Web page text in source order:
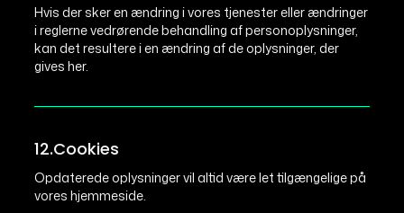
Hvis der sker en ændring i vores tjenester eller ændringer
i reglerne vedrørende behandling af personoplysninger,
kan det resultere i en ændring af de oplysninger, der
gives her.
12.Cookies
Opdaterede oplysninger vil altid være let tilgængelige på
vores hjemmeside.